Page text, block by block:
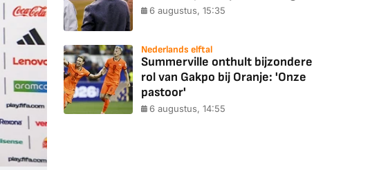
6 augustus, 15:35
Nederlands elftal
Summerville onthult bijzondere
rol van Gakpo bij Oranje: 'Onze
pastoor'
6 augustus, 14:55